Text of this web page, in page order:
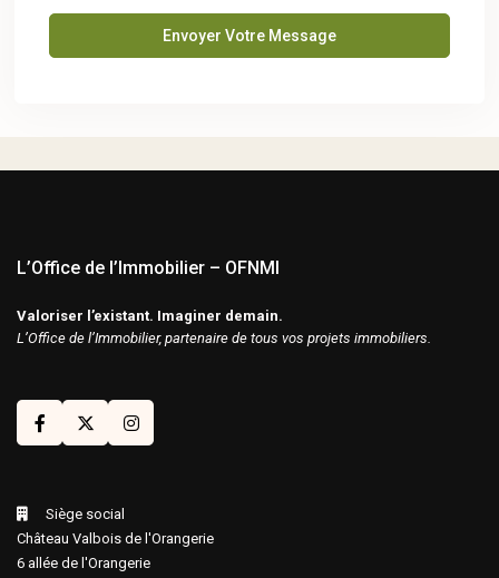
L’Office de l’Immobilier – OFNMI
Valoriser l’existant. Imaginer demain.
L’Office de l’Immobilier, partenaire de tous vos projets immobiliers.
Siège social
Château Valbois de l'Orangerie
6 allée de l'Orangerie